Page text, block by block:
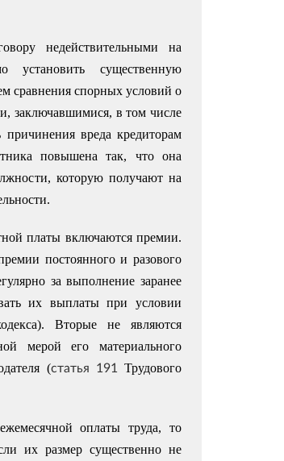
недействительными на
установить существенную
сравнения спорных условий о
заключавшимися, в том числе
вреда кредиторам
повышена так, что она
которую получают на
платы включаются премии.
постоянного и разового
за выполнение заранее
их выплаты при условии
Вторые не являются
мерой его материального
(статья 191
Трудового
оплаты труда, то
их размер существенно не